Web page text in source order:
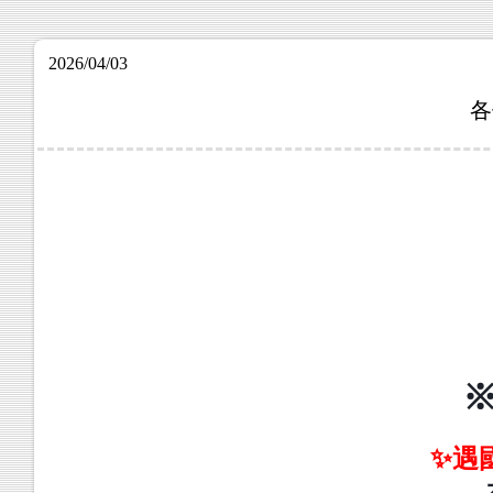
2026/04/03
✨遇